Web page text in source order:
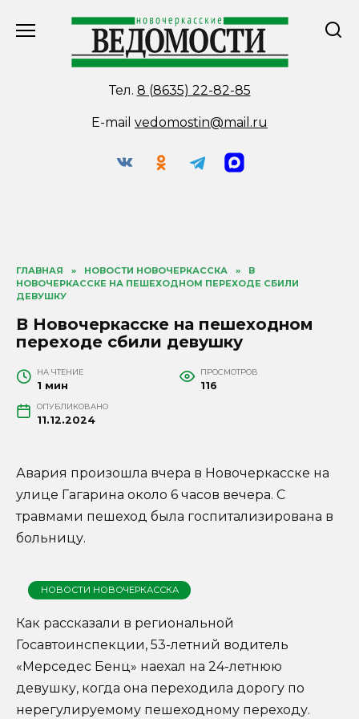
Тел. 8 (8635) 22-82-85
E-mail vedomostin@mail.ru
ГЛАВНАЯ » НОВОСТИ НОВОЧЕРКАССКА »
В
НОВОЧЕРКАССКЕ НА ПЕШЕХОДНОМ ПЕРЕХОДЕ СБИЛИ
ДЕВУШКУ
В Новочеркасске на пешеходном
переходе сбили девушку
НА ЧТЕНИЕ
1 мин
ПРОСМОТРОВ
116
ОПУБЛИКОВАНО
11.12.2024
Авария произошла вчера в Новочеркасске на
улице Гагарина около 6 часов вечера. С
травмами пешеход была госпитализирована в
больницу.
НОВОСТИ НОВОЧЕРКАССКА
Как рассказали в региональной
Госавтоинспекции, 53-летний водитель
«Мерседес Бенц» наехал на 24-летнюю
девушку, когда она переходила дорогу по
нерегулируемому пешеходному переходу.